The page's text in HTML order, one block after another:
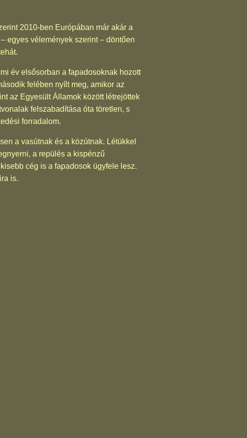
2010-ben Európában már akár a
egyes vélemények szerint – döntően
év elsősorban a fapadosoknak hozott
felében nyílt meg, amikor az
az Egyesült Államok között létrejöttek
felszabadítása óta töretlen, s
forradalom.
a vasútnak és a közútnak. Létükkel
a repülés a kispénzű
cég is a fapadosok ügyfele lesz.
is.